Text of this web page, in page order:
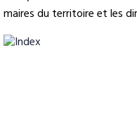
maires du territoire et les